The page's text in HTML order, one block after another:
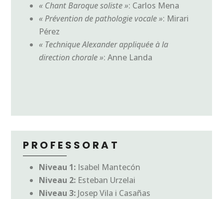
« Chant Baroque soliste »: Carlos Mena
« Prévention de pathologie vocale »: Mirari
Pérez
« Technique Alexander appliquée à la
direction chorale »: Anne Landa
PROFESSORAT
Niveau 1: Isabel Mantecón
Niveau 2: Esteban Urzelai
Niveau 3: Josep Vila i Casañas